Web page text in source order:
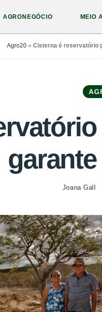
AGRONEGÓCIO MEIO
Agro20 » Cisterna é reservatório
Joana Gall